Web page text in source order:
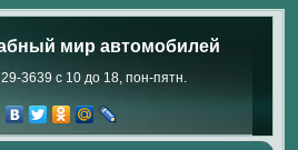
мир автомобилей
3639 с 10 до 18, пон-пятн.